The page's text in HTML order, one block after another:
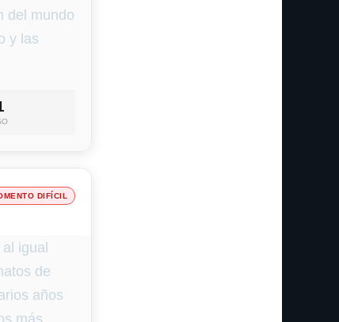
del mundo
y las
DIFÍCIL
igual
de
años
más